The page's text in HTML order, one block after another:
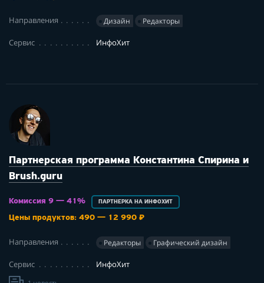
Направления Дизайн Редакторы
Сервис ИнфоХит
Партнерская программа Константина Спирина и
Brush.guru
Комиссия 9 — 41% ПАРТНЕРКА НА ИНФОХИТ
Цены продуктов: 490 — 12 990 ₽
Направления Редакторы Графический дизайн
Сервис ИнфоХит